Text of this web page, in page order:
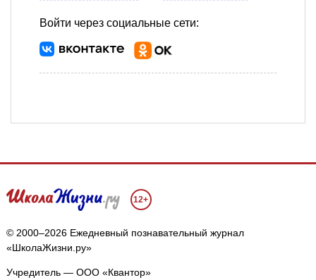
Войти через социальные сети:
12+
© 2000–2026 Ежедневный познавательный журнал
«ШколаЖизни.ру»
Учредитель — ООО «Квантор»